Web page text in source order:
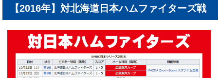
【2016年】対北海道日本ハムファイターズ戦